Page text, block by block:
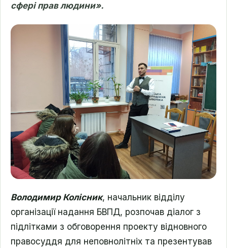
сфері прав людини».
Володимир Колісник, начальник відділу
організації надання БВПД, розпочав діалог з
підлітками з обговорення проекту відновного
правосуддя для неповнолітніх та презентував